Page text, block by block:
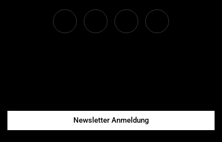
Newsletter Anmeldung